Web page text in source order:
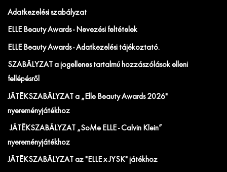
Adatkezelési szabályzat
ELLE Beauty Awards - Nevezési feltételek
ELLE Beauty Awards - Adatkezelési tájékoztató.
SZABÁLYZAT a jogellenes tartalmú hozzászólások elleni
fellépésről
JÁTÉKSZABÁLYZAT a „Elle Beauty Awards 2026"
nyereményjátékhoz
JÁTÉKSZABÁLYZAT „SoMe ELLE - Calvin Klein”
nyereményjátékhoz
JÁTÉKSZABÁLYZAT az "ELLE x JYSK" játékhoz